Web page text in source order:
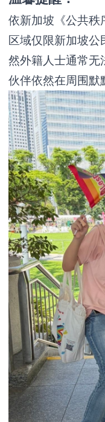
依新加坡《公共秩
区域仅限新加坡
然外籍人士通常无
伙伴依然在周围默